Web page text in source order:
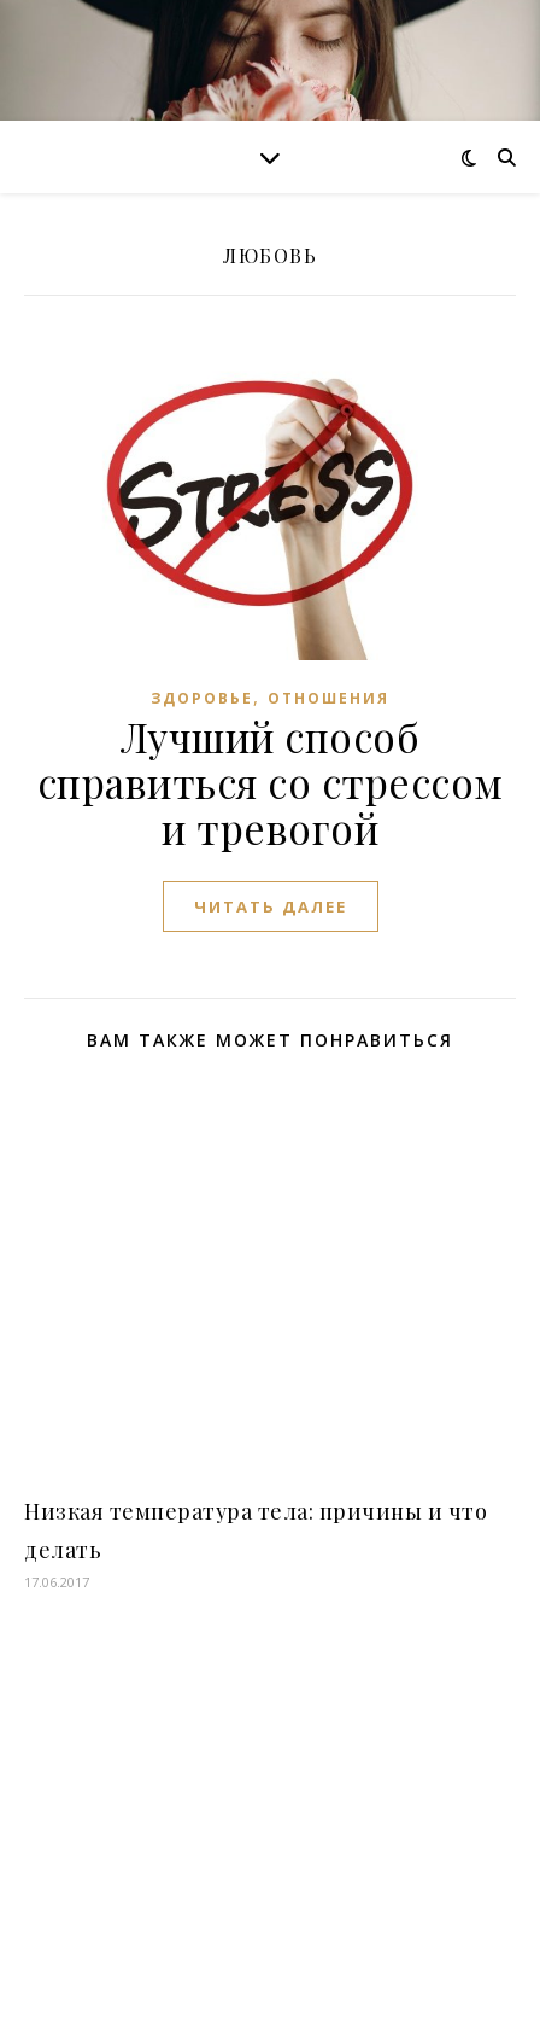
ЛЮБОВЬ
ЗДОРОВЬЕ , ОТНОШЕНИЯ
Лучший способ
справиться со стрессом
и тревогой
ЧИТАТЬ ДАЛЕЕ
ВАМ ТАКЖЕ МОЖЕТ ПОНРАВИТЬСЯ
Низкая температура тела: причины и что
делать
17.06.2017